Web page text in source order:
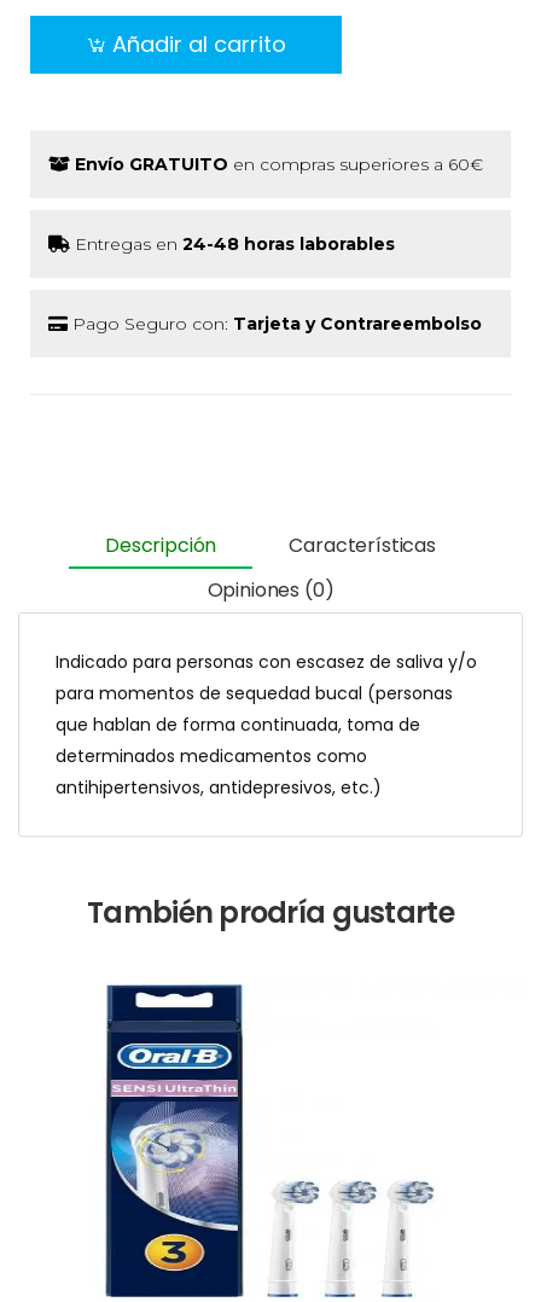
Añadir al carrito
Envío GRATUITO en compras superiores a 60€
Entregas en 24-48 horas laborables
Pago Seguro con: Tarjeta y Contrareembolso
Descripción
Características
Opiniones (0)
Indicado para personas con escasez de saliva y/o
para momentos de sequedad bucal (personas
que hablan de forma continuada, toma de
determinados medicamentos como
antihipertensivos, antidepresivos, etc.)
También prodría gustarte